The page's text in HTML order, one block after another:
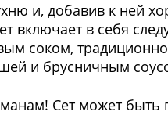
и, добавив к ней
включает в себя
соком,
и брусничным
Сет может быть